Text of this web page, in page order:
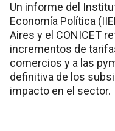
Un informe del
Economía Política
Aires y el CONICET
incrementos de
comercios y a las
definitiva de los
impacto en el sector.